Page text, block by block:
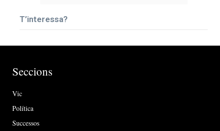
T’interessa?
Seccions
Vic
Política
Successos